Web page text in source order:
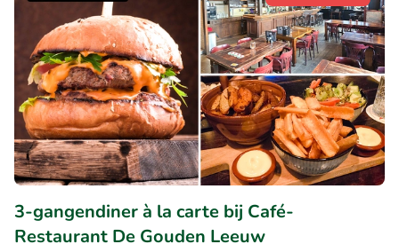
3-gangendiner à la carte bij Café-
Restaurant De Gouden Leeuw